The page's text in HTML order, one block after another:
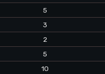
5
3
2
5
10